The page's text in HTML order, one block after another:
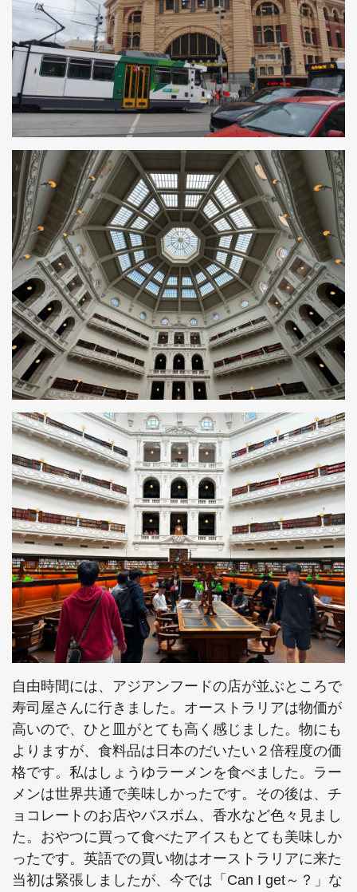
自由時間には、アジアンフードの店が並ぶところで
寿司屋さんに行きました。オーストラリアは物価が
高いので、ひと皿がとても高く感じました。物にも
よりますが、食料品は日本のだいたい２倍程度の価
格です。私はしょうゆラーメンを食べました。ラー
メンは世界共通で美味しかったです。その後は、チ
ョコレートのお店やバスボム、香水など色々見まし
た。おやつに買って食べたアイスもとても美味しか
ったです。英語での買い物はオーストラリアに来た
当初は緊張しましたが、今では「Can I get～？」な